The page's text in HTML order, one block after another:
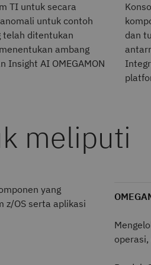
TI untuk secara
untuk contoh
telah ditentukan
ambang
Insight AI OMEGAMON
dan
meliputi
yang
z/OS serta aplikasi